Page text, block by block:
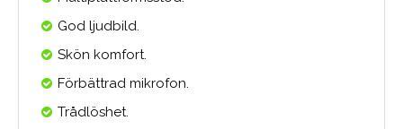
God ljudbild.
Skön komfort.
Förbättrad mikrofon.
Trådlöshet.